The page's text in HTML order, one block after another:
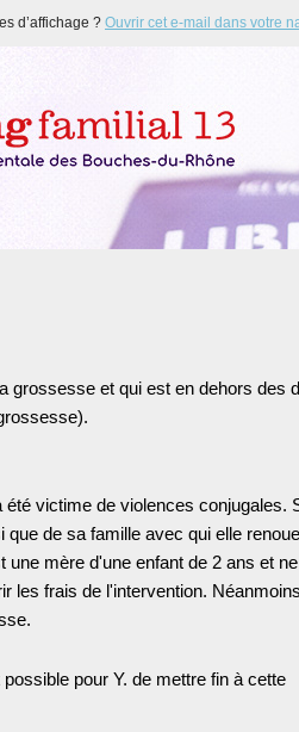
d’affichage ? Ouvrir cet e-mail dans votre
grossesse et qui est en dehors des
été victime de violences conjugales.
de sa famille avec qui elle
une mère d'une enfant de 2 ans et ne
les frais de l'intervention.
pour Y. de mettre fin à cette